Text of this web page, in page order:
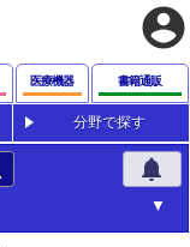
account_circle
医療機器 書籍通販
分野で探す
notifications